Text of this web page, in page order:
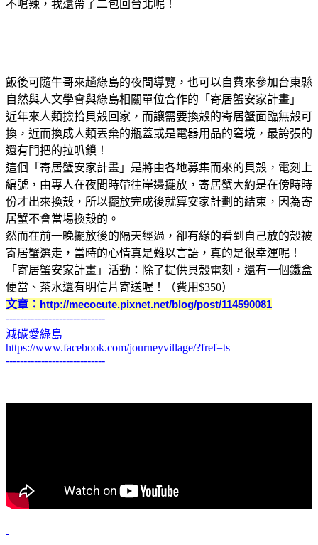
不嗆辣，我還帶了二包回台北呢！
飯後可隨牛哥來趟綠島的夜間導覽，也可以自費來參加台東縣
自然與人文學會與綠島相關單位合作的「寄居蟹安家計畫」
近年來人類撿拾貝殼回家，而讓需要換殼的寄居蟹面臨無殼可
換，近而換成人類丟棄的瓶蓋或是電器用品的窘境， 最誇張的
還有門把的拉叭鎖！
這佪「寄居蟹安家計畫」是將由各地募集而來的貝殼，電刻上
編號，由專人在夜間時帶往岸邊擺放，寄居蟹大約是在傍時時
份才出來換殼，所以擺放完成後就算安家計劃的結束，因為寄
居蟹不會當場換殼的。
然而在前一晚擺放後的隔天經過，卻有緣的看到自己放的殼被
寄居蟹選走，當時的心情真是難以言語，真的是很幸運呢！
「寄居蟹安家計畫」 活動：除了提供貝殼電刻，還有一個鐵盒
便當、茶水還有明信片寄送喔！（費用$350）
文章： http://mecocute.pixnet.net/blog/post/114590081
----------------------------
減碳愛綠島
https://www.facebook.com/journeyvillage/?fref=ts
----------------------------